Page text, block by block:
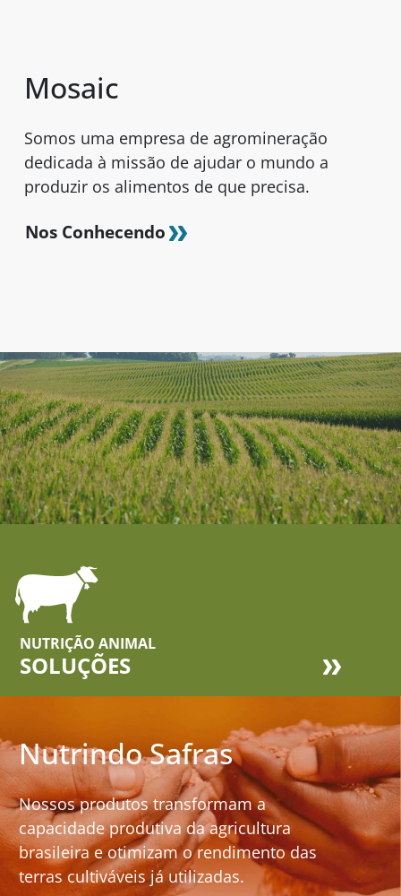
Mosaic
Somos uma empresa de agromineração
dedicada à missão de ajudar o mundo a
produzir os alimentos de que precisa.
Nos Conhecendo
NUTRIÇÃO ANIMAL
SOLUÇÕES
Nutrindo Safras
Nossos produtos transformam a
capacidade produtiva da agricultura
brasileira e otimizam o rendimento das
terras cultiváveis já utilizadas.